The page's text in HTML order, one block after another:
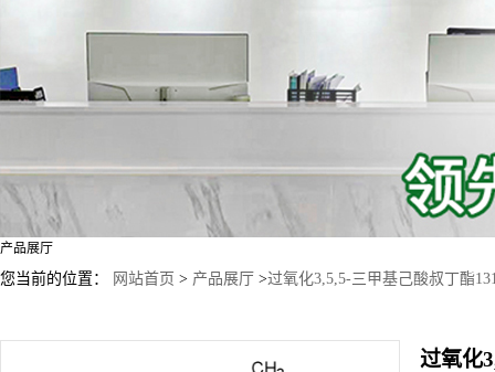
产品展厅
您当前的位置： 网站首页 > 产品展厅 >过氧化3,5,5-三甲基己酸叔丁酯
过氧化